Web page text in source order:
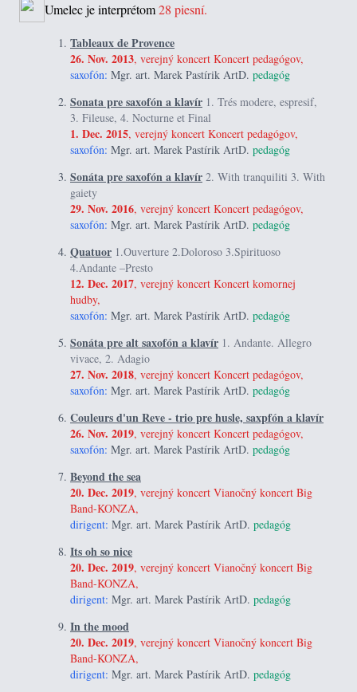
Umelec je interprétom28 piesní.
Tableaux de Provence
26. Nov. 2013, verejný koncert Koncert pedagógov,
saxofón: Mgr. art. Marek Pastírik ArtD. pedagóg
Sonata pre saxofón a klavír 1. Trés modere, espresif,
3. Fileuse, 4. Nocturne et Final
1. Dec. 2015, verejný koncert Koncert pedagógov,
saxofón: Mgr. art. Marek Pastírik ArtD. pedagóg
Sonáta pre saxofón a klavír 2. With tranquiliti 3. With
gaiety
29. Nov. 2016, verejný koncert Koncert pedagógov,
saxofón: Mgr. art. Marek Pastírik ArtD. pedagóg
Quatuor 1.Ouverture 2.Doloroso 3.Spirituoso
4.Andante –Presto
12. Dec. 2017, verejný koncert Koncert komornej
hudby,
saxofón: Mgr. art. Marek Pastírik ArtD. pedagóg
Sonáta pre alt saxofón a klavír 1. Andante. Allegro
vivace, 2. Adagio
27. Nov. 2018, verejný koncert Koncert pedagógov,
saxofón: Mgr. art. Marek Pastírik ArtD. pedagóg
Couleurs d'un Reve - trio pre husle, saxpfón a klavír
26. Nov. 2019, verejný koncert Koncert pedagógov,
saxofón: Mgr. art. Marek Pastírik ArtD. pedagóg
Beyond the sea
20. Dec. 2019, verejný koncert Vianočný koncert Big
Band-KONZA,
dirigent: Mgr. art. Marek Pastírik ArtD. pedagóg
Its oh so nice
20. Dec. 2019, verejný koncert Vianočný koncert Big
Band-KONZA,
dirigent: Mgr. art. Marek Pastírik ArtD. pedagóg
In the mood
20. Dec. 2019, verejný koncert Vianočný koncert Big
Band-KONZA,
dirigent: Mgr. art. Marek Pastírik ArtD. pedagóg